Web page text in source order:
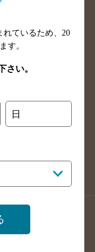
バー検索
バー検索
バー検索
バー検索
バー検索
新方法のご案内
ているため、 20
す。
さい。
日